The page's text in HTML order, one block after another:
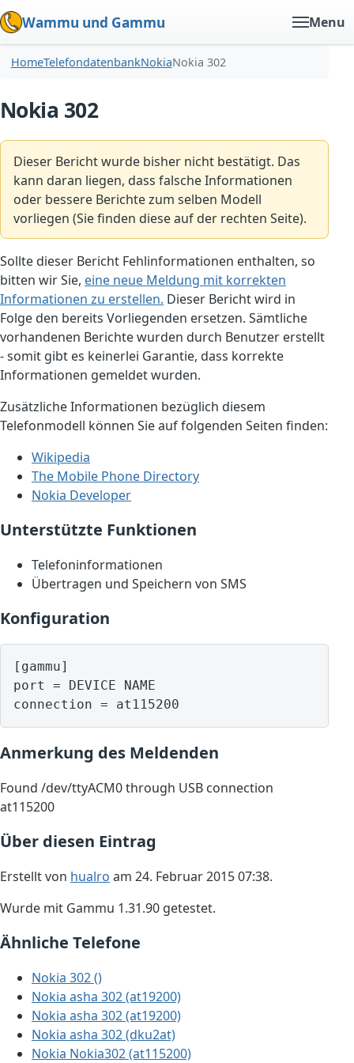
Wammu und Gammu Menu
HomeTelefondatenbankNokiaNokia 302
Nokia 302
Dieser Bericht wurde bisher nicht bestätigt. Das
kann daran liegen, dass falsche Informationen
oder bessere Berichte zum selben Modell
vorliegen (Sie finden diese auf der rechten Seite).
Sollte dieser Bericht Fehlinformationen enthalten, so
bitten wir Sie, eine neue Meldung mit korrekten
Informationen zu erstellen. Dieser Bericht wird in
Folge den bereits Vorliegenden ersetzen. Sämtliche
vorhandenen Berichte wurden durch Benutzer erstellt
- somit gibt es keinerlei Garantie, dass korrekte
Informationen gemeldet wurden.
Zusätzliche Informationen bezüglich diesem
Telefonmodell können Sie auf folgenden Seiten finden:
Wikipedia
The Mobile Phone Directory
Nokia Developer
Unterstützte Funktionen
Telefoninformationen
Übertragen und Speichern von SMS
Konfiguration
[gammu]
port = DEVICE NAME
Anmerkung des Meldenden
Found /dev/ttyACM0 through USB connection
at115200
Über diesen Eintrag
Erstellt von hualro am 24. Februar 2015 07:38.
Wurde mit Gammu 1.31.90 getestet.
Ähnliche Telefone
Nokia 302 ()
Nokia asha 302 (at19200)
Nokia asha 302 (at19200)
Nokia asha 302 (dku2at)
Nokia Nokia302 (at115200)